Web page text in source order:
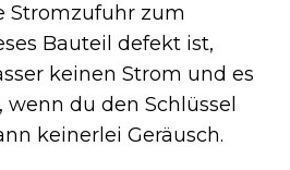
Stromzufuhr zum
Bauteil defekt ist,
keinen Strom und es
wenn du den Schlüssel
keinerlei Geräusch.